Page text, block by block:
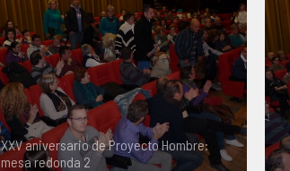
XXV aniversario de Proyecto Hombre:
mesa redonda 2